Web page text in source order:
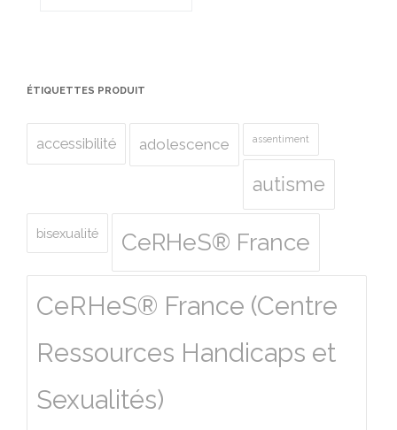
ÉTIQUETTES PRODUIT
accessibilité adolescence assentiment
autisme
bisexualité CeRHeS® France
CeRHeS® France (Centre
Ressources Handicaps et
Sexualités)